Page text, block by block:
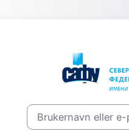
Brukernavn eller e-post